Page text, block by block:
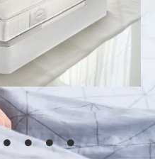
€
Seleccionar
opciones